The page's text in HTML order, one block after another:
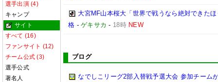
選手出演 (4)
キャンプ
サイト
すべて (16)
ファンサイト (12)
チーム公式 (3)
選手公式
著名人
大宮MF山本桜大「世界で戦うなら絶対できた
格 -ゲキサカ - 18時 NEW
ブログ
なでしこリーグ2部入替戦予選大会 参加チーム